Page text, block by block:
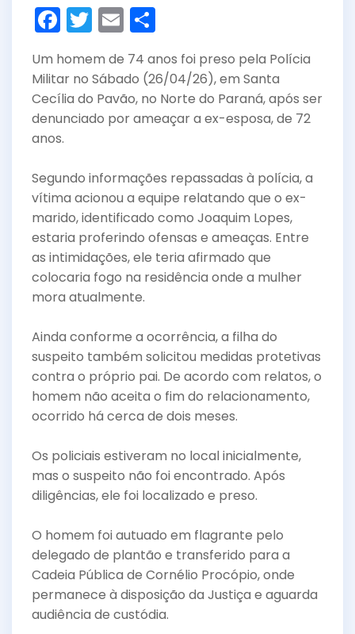
F
a
c
e
b
o
o
k
T
w
itt
er
E
m
ai
l
ar
e
Um homem de 74 anos foi preso pela Polícia
Militar no Sábado (26/04/26), em Santa
Cecília do Pavão, no Norte do Paraná, após ser
denunciado por ameaçar a ex-esposa, de 72
anos.
Segundo informações repassadas à polícia, a
vítima acionou a equipe relatando que o ex-
marido, identificado como Joaquim Lopes,
estaria proferindo ofensas e ameaças. Entre
as intimidações, ele teria afirmado que
colocaria fogo na residência onde a mulher
mora atualmente.
Ainda conforme a ocorrência, a filha do
suspeito também solicitou medidas protetivas
contra o próprio pai. De acordo com relatos, o
homem não aceita o fim do relacionamento,
ocorrido há cerca de dois meses.
Os policiais estiveram no local inicialmente,
mas o suspeito não foi encontrado. Após
diligências, ele foi localizado e preso.
O homem foi autuado em flagrante pelo
delegado de plantão e transferido para a
Cadeia Pública de Cornélio Procópio, onde
permanece à disposição da Justiça e aguarda
audiência de custódia.